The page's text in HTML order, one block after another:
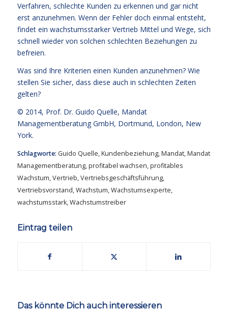
Verfahren, schlechte Kunden zu erkennen und gar nicht
erst anzunehmen. Wenn der Fehler doch einmal entsteht,
findet ein wachstumsstarker Vertrieb Mittel und Wege, sich
schnell wieder von solchen schlechten Beziehungen zu
befreien.
Was sind Ihre Kriterien einen Kunden anzunehmen? Wie
stellen Sie sicher, dass diese auch in schlechten Zeiten
gelten?
© 2014, Prof. Dr. Guido Quelle, Mandat
Managementberatung GmbH, Dortmund, London, New
York.
Schlagworte: Guido Quelle,Kundenbeziehung,Mandat,Mandat
Managementberatung,profitabel wachsen,profitables
Wachstum,Vertrieb,Vertriebsgeschäftsführung,
Vertriebsvorstand,Wachstum,Wachstumsexperte,
wachstumsstark,Wachstumstreiber
Eintrag teilen
Das könnte Dich auch interessieren